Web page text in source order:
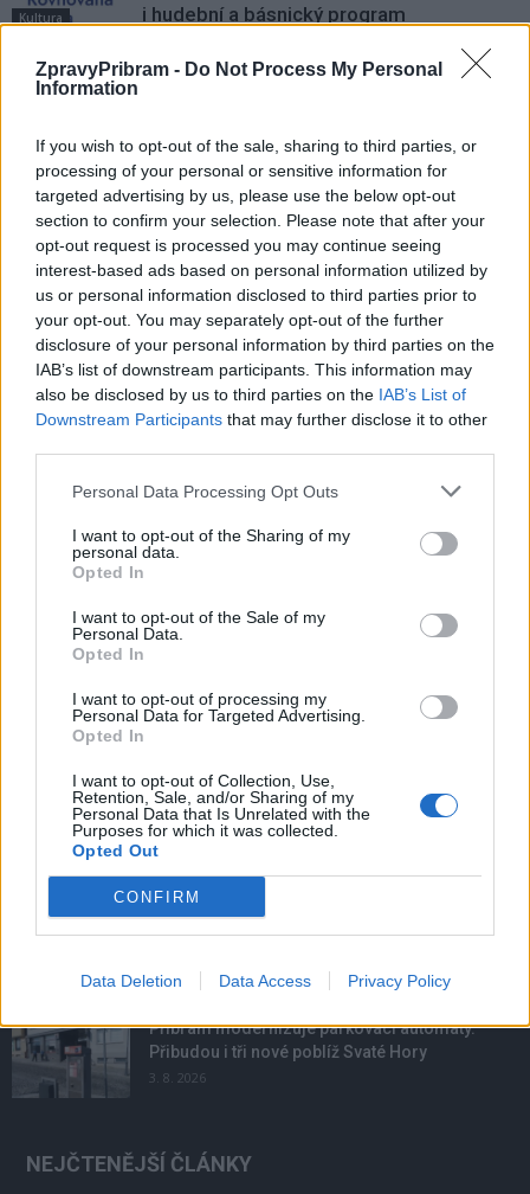
ZpravyPribram - Do Not Process My Personal
Information
If you wish to opt-out of the sale, sharing to third parties, or
processing of your personal or sensitive information for
targeted advertising by us, please use the below opt-out
section to confirm your selection. Please note that after your
opt-out request is processed you may continue seeing
interest-based ads based on personal information utilized by
us or personal information disclosed to third parties prior to
your opt-out. You may separately opt-out of the further
disclosure of your personal information by third parties on the
IAB’s list of downstream participants. This information may
also be disclosed by us to third parties on the IAB’s List of
Downstream Participants that may further disclose it to other
Personal Data Processing Opt Outs
I want to opt-out of the Sharing of my
personal data.
Opted In
I want to opt-out of the Sale of my
Personal Data.
Opted In
I want to opt-out of processing my
Personal Data for Targeted Advertising.
Opted In
I want to opt-out of Collection, Use,
Retention, Sale, and/or Sharing of my
Personal Data that Is Unrelated with the
Purposes for which it was collected.
Opted Out
CONFIRM
Data Deletion Data Access Privacy Policy
Kultura
i hudební a básnický program
Festival hudby na zámku Dobříš sází na
Kultura
Fesťáczek Presents poprvé míří do
Lesního divadla Skalka. Nabídne hudbu,
divadlo i tvořivé dílny
NOVINKY
Obděnice vzpomínaly na filmovou legendu
6. 8. 2026
Většina koupališť na Příbramsku nabízí výborné
podmínky. Horší voda je jen...
Příbram modernizuje parkovací automaty.
Přibudou i tři nové poblíž Svaté Hory
3. 8. 2026
NEJČTENĚJŠÍ ČLÁNKY